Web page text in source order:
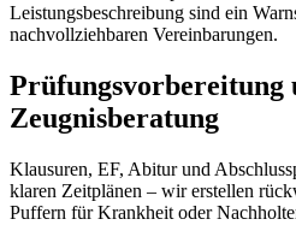
Leistungsbeschreibung sind ein
nachvollziehbaren Vereinbarungen.
Prüfungsvorbereitung
Zeugnisberatung
Klausuren, EF, Abitur und
klaren Zeitplänen – wir erstellen
Puffern für Krankheit oder